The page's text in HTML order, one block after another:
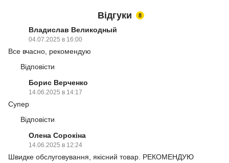
Відгуки 8
Владислав Великодный
04.07.2025 в 16:00
Все вчасно, рекомендую
Відповісти
Борис Верченко
14.06.2025 в 14:17
Супер
Відповісти
Олена Сорокіна
14.06.2025 в 12:24
Швидке обслуговування, якісний товар. РЕКОМЕНДУЮ